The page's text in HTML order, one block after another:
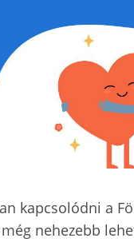
kapcsolódni a
nehezebb